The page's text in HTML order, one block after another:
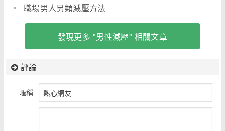
職場男人另類減壓方法
發現更多 "男性減壓" 相關文章
評論
暱稱